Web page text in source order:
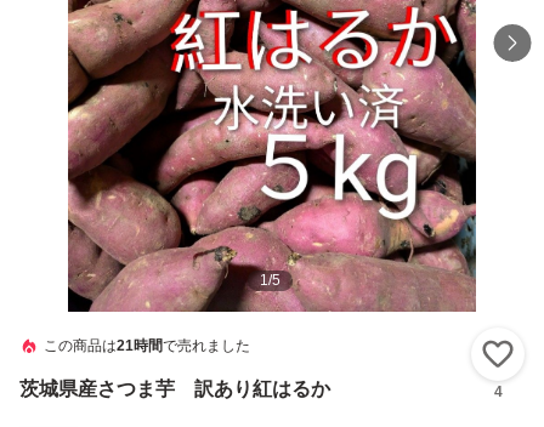
1/5
この商品は21時間で売れました
茨城県産さつま芋 訳あり紅はるか 4